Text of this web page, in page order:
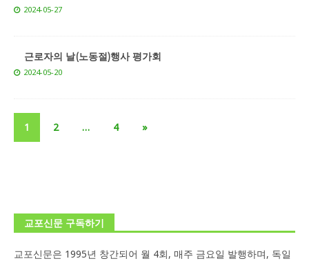
2024-05-27
근로자의 날(노동절)행사 평가회
2024-05-20
1 2 … 4 »
교포신문 구독하기
교포신문은 1995년 창간되어 월 4회, 매주 금요일 발행하며, 독일